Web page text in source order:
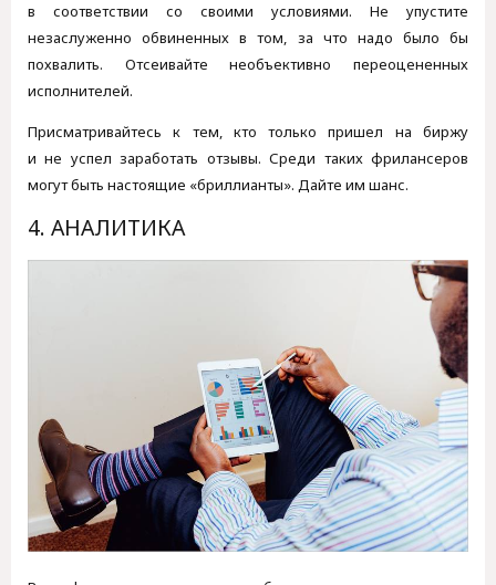
в соответствии со своими условиями. Не упустите
незаслуженно обвиненных в том, за что надо было бы
похвалить. Отсеивайте необъективно переоцененных
исполнителей.
Присматривайтесь к тем, кто только пришел на биржу
и не успел заработать отзывы. Среди таких фрилансеров
могут быть настоящие «бриллианты». Дайте им шанс.
4. АНАЛИТИКА